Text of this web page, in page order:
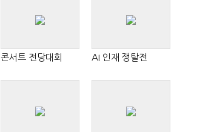
콘서트 전당대회 AI 인재 쟁탈전